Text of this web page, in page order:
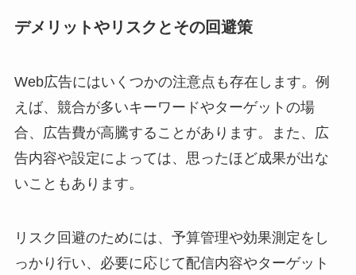
デメリットやリスクとその回避策
Web広告にはいくつかの注意点も存在します。例
えば、競合が多いキーワードやターゲットの場
合、広告費が高騰することがあります。また、広
告内容や設定によっては、思ったほど成果が出な
いこともあります。
リスク回避のためには、予算管理や効果測定をし
っかり行い、必要に応じて配信内容やターゲット